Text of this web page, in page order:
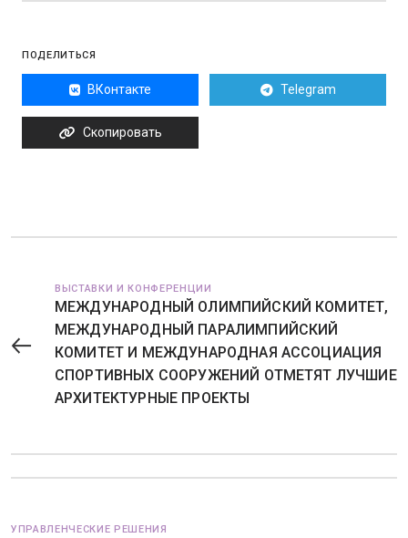
ПОДЕЛИТЬСЯ
ВКонтакте Telegram
Скопировать
ВЫСТАВКИ И КОНФЕРЕНЦИИ
МЕЖДУНАРОДНЫЙ ОЛИМПИЙСКИЙ КОМИТЕТ,
МЕЖДУНАРОДНЫЙ ПАРАЛИМПИЙСКИЙ
КОМИТЕТ И МЕЖДУНАРОДНАЯ АССОЦИАЦИЯ
СПОРТИВНЫХ СООРУЖЕНИЙ ОТМЕТЯТ ЛУЧШИЕ
АРХИТЕКТУРНЫЕ ПРОЕКТЫ
УПРАВЛЕНЧЕСКИЕ РЕШЕНИЯ